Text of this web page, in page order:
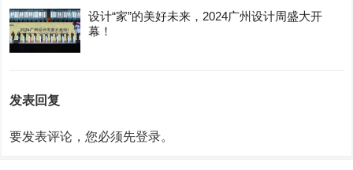
设计“家”的美好未来，2024广州设计周盛大开
幕！
发表回复
要发表评论，您必须先登录。